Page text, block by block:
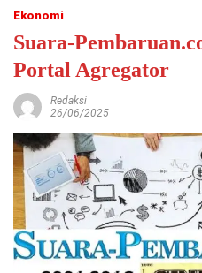
Ekonomi
Suara-
Portal Agregator
Redaksi
26/06/2025